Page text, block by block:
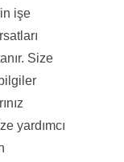
işe
Size
yardımcı